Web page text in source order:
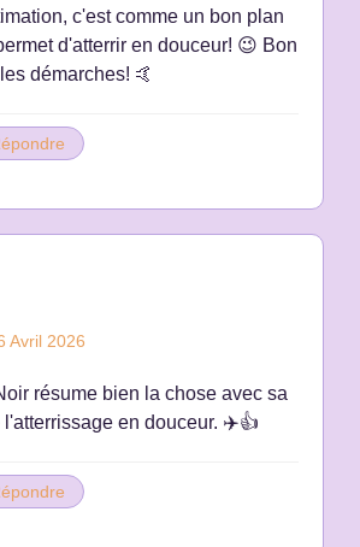
c'est comme un bon plan
d'atterrir en douceur! 😉 Bon
démarches! 🤙
Avril 2026
résume bien la chose avec sa
l'atterrissage en douceur. ✈️👍